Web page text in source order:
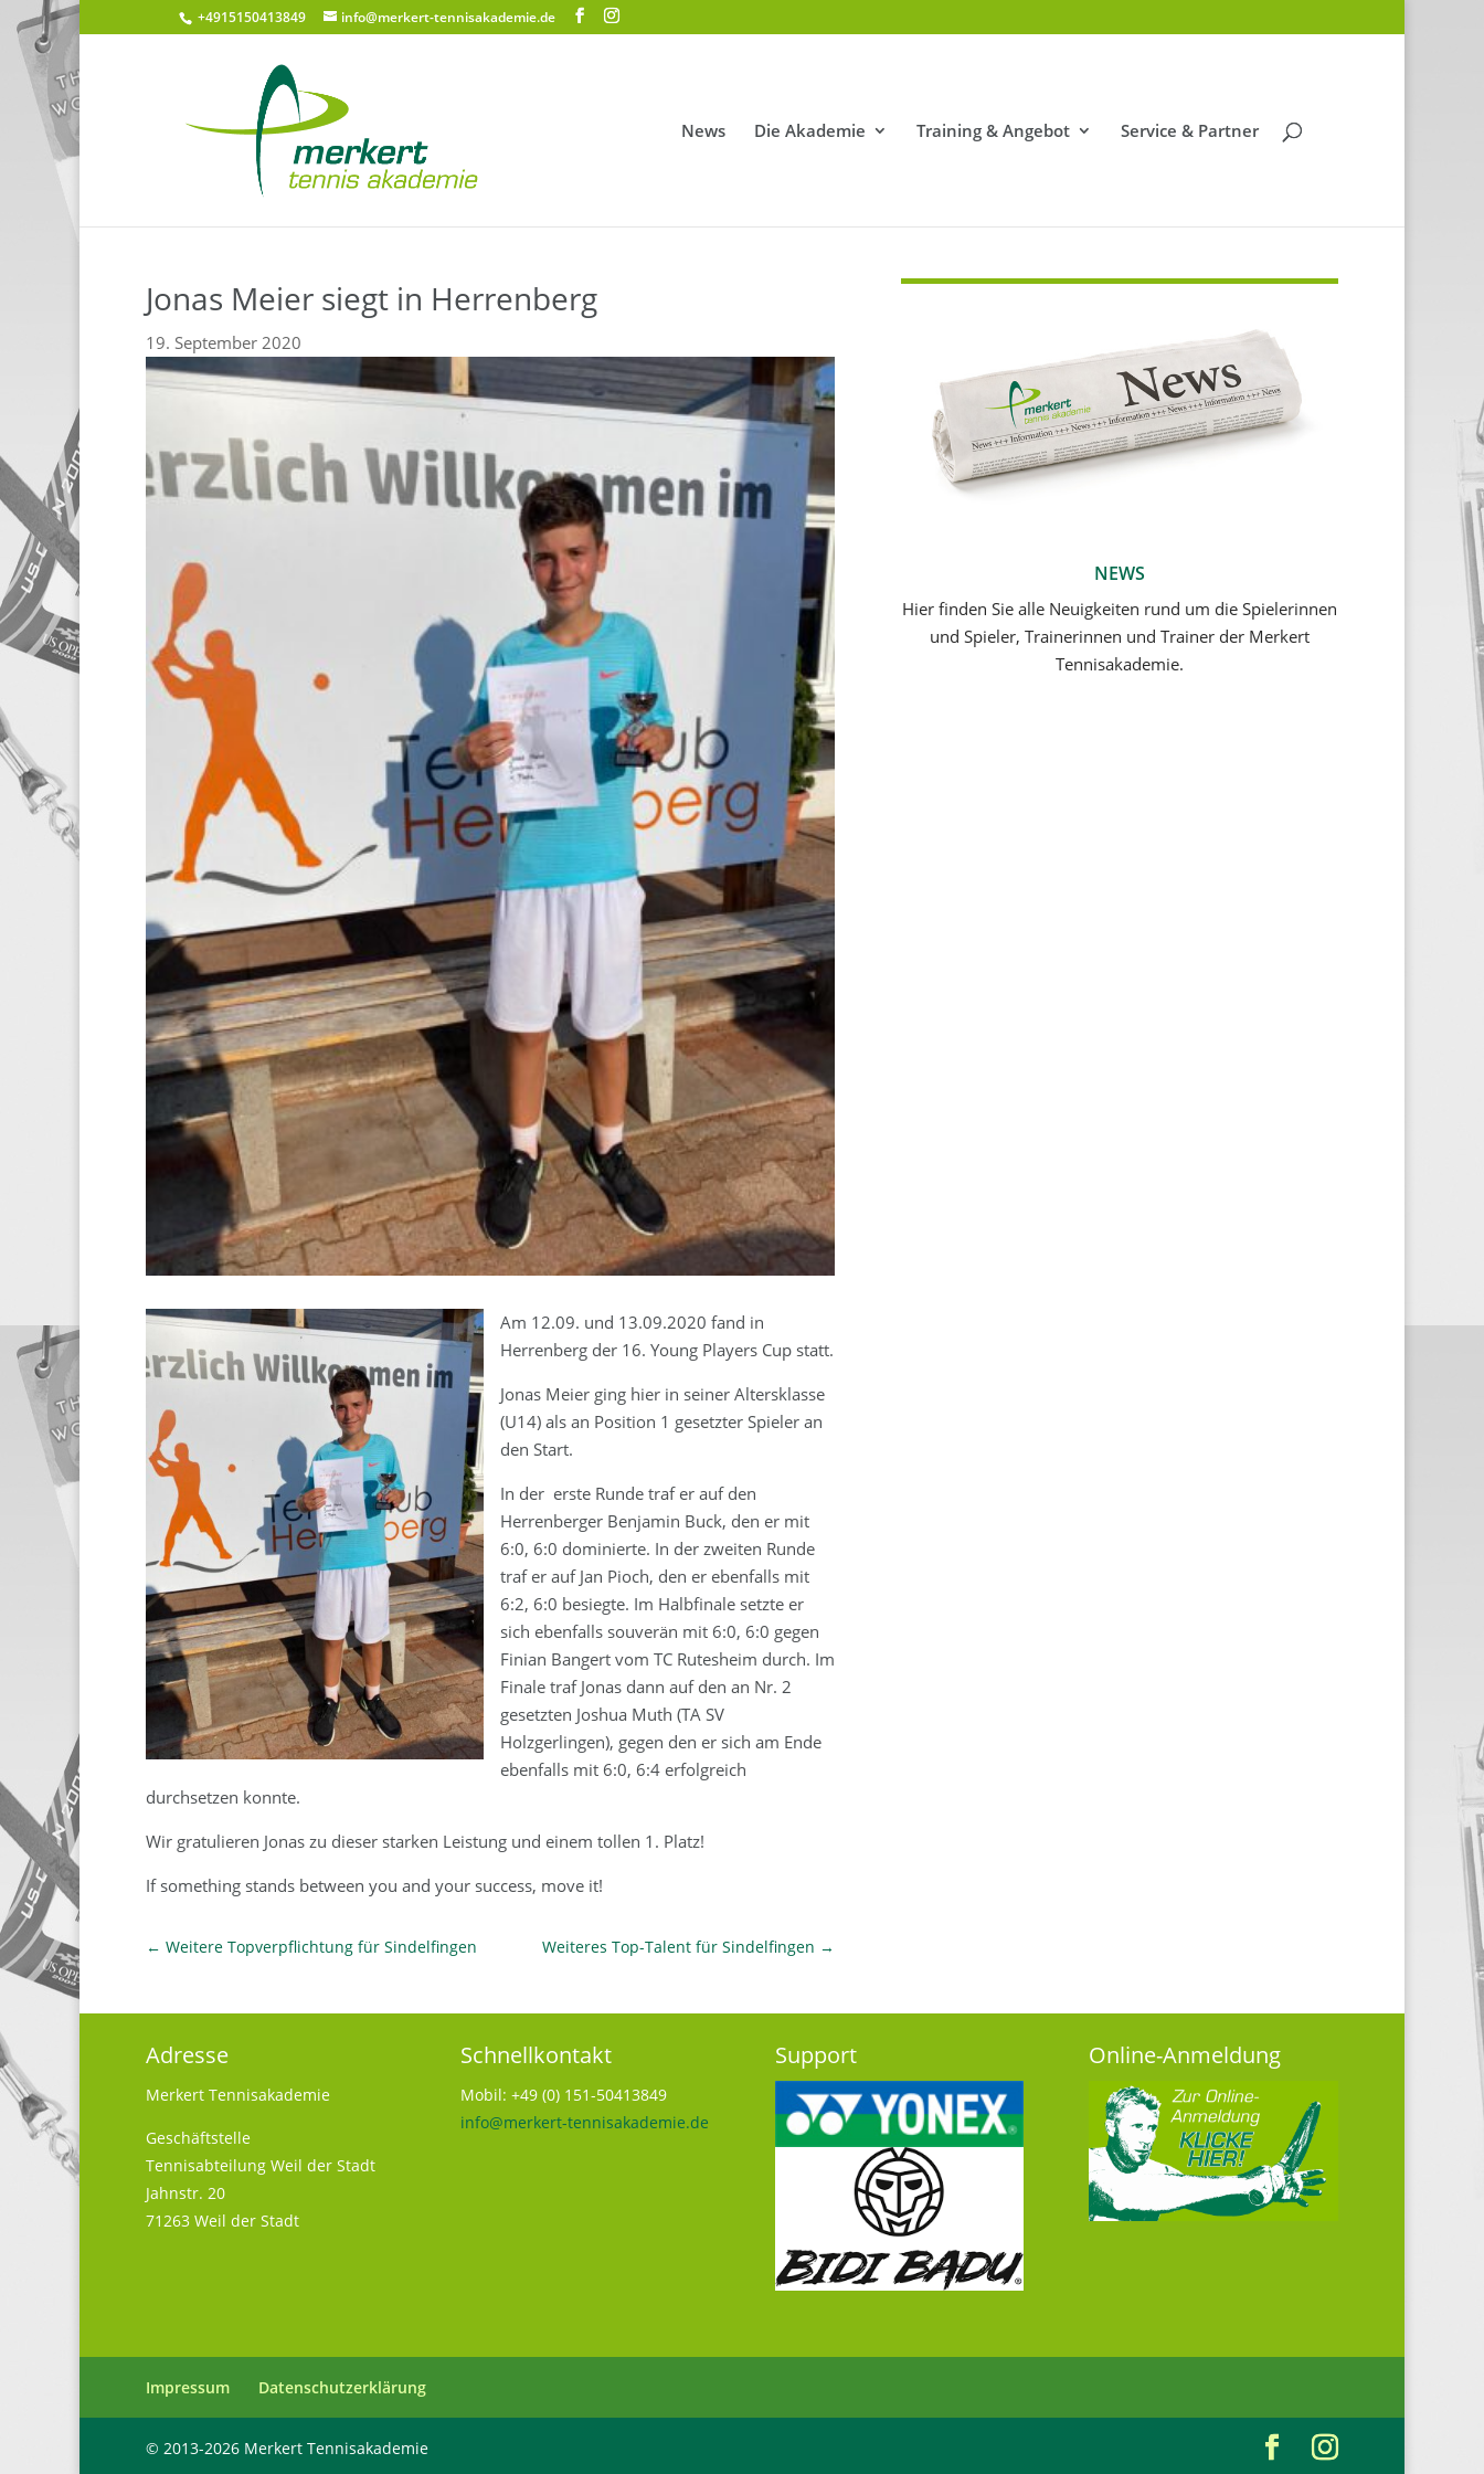
+4915150413849 info@merkert-tennisakademie.de
News Die Akademie Training & Angebot Service & Partner
Jonas Meier siegt in Herrenberg
19. September 2020
Am 12.09. und 13.09.2020 fand in
Herrenberg der 16. Young Players Cup statt.
Jonas Meier ging hier in seiner Altersklasse
(U14) als an Position 1 gesetzter Spieler an
den Start.
In der erste Runde traf er auf den
Herrenberger Benjamin Buck, den er mit
6:0, 6:0 dominierte. In der zweiten Runde
traf er auf Jan Pioch, den er ebenfalls mit
6:2, 6:0 besiegte. Im Halbfinale setzte er
sich ebenfalls souverän mit 6:0, 6:0 gegen
Finian Bangert vom TC Rutesheim durch. Im
Finale traf Jonas dann auf den an Nr. 2
gesetzten Joshua Muth (TA SV
Holzgerlingen), gegen den er sich am Ende
ebenfalls mit 6:0, 6:4 erfolgreich
durchsetzen konnte.
Wir gratulieren Jonas zu dieser starken Leistung und einem tollen 1. Platz!
If something stands between you and your success, move it!
← Weitere Topverpflichtung für Sindelfingen Weiteres Top-Talent für Sindelfingen →
NEWS
Hier finden Sie alle Neuigkeiten rund um die Spielerinnen
und Spieler, Trainerinnen und Trainer der Merkert
Tennisakademie.
Adresse
Merkert Tennisakademie
Geschäftstelle
Tennisabteilung Weil der Stadt
Jahnstr. 20
71263 Weil der Stadt
Schnellkontakt
Mobil: +49 (0) 151-50413849
info@merkert-tennisakademie.de
Support Online-Anmeldung
Impressum Datenschutzerklärung
© 2013-2026 Merkert Tennisakademie